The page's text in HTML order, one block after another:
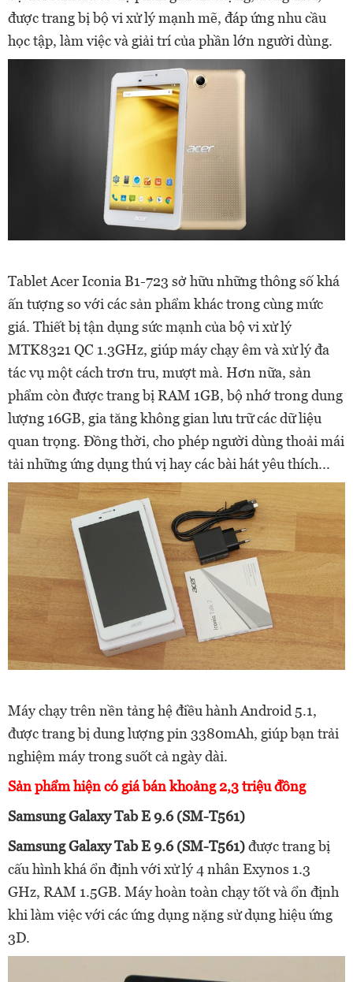
được trang bị bộ vi xử lý mạnh mẽ, đáp ứng nhu cầu
học tập, làm việc và giải trí của phần lớn người dùng.
Tablet Acer Iconia B1-723 sở hữu những thông số khá
ấn tượng so với các sản phẩm khác trong cùng mức
giá. Thiết bị tận dụng sức mạnh của bộ vi xử lý
MTK8321 QC 1.3GHz, giúp máy chạy êm và xử lý đa
tác vụ một cách trơn tru, mượt mà. Hơn nữa, sản
phẩm còn được trang bị RAM 1GB, bộ nhớ trong dung
lượng 16GB, gia tăng không gian lưu trữ các dữ liệu
quan trọng. Đồng thời, cho phép người dùng thoải mái
tải những ứng dụng thú vị hay các bài hát yêu thích...
Máy chạy trên nền tảng hệ điều hành Android 5.1,
được trang bị dung lượng pin 3380mAh, giúp bạn trải
nghiệm máy trong suốt cả ngày dài.
Sản phẩm hiện có giá bán khoảng 2,3 triệu đồng
Samsung Galaxy Tab E 9.6 (SM-T561)
Samsung Galaxy Tab E 9.6 (SM-T561)được trang bị
cấu hình khá ổn định với xử lý 4 nhân Exynos 1.3
GHz, RAM 1.5GB. Máy hoàn toàn chạy tốt và ổn định
khi làm việc với các ứng dụng nặng sử dụng hiệu ứng
3D.